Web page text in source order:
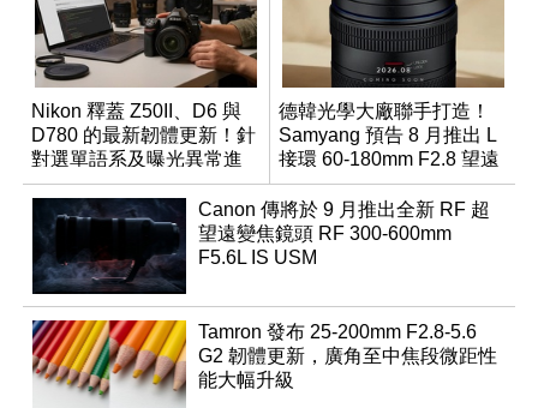
Nikon 釋蓋 Z50II、D6 與
D780 的最新韌體更新！針
對選單語系及曝光異常進
行修復
德韓光學大廠聯手打造！
Samyang 預告 8 月推出 L
接環 60-180mm F2.8 望遠
變焦鏡
Canon 傳將於 9 月推出全新 RF 超
望遠變焦鏡頭 RF 300-600mm
F5.6L IS USM
Tamron 發布 25-200mm F2.8-5.6
G2 韌體更新，廣角至中焦段微距性
能大幅升級